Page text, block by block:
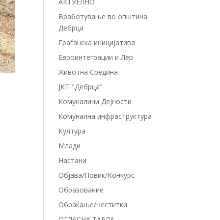
Вработување во општина
Дебрца
Граѓанска иницијатива
Евроинтеграции и Лер
Животна Средина
ЈКП "Дебрца"
Комуналини Дејности
Комунална инфраструктура
Култура
Млади
Настани
Објава/Повик/Конкурс
Образование
Обраќање/Честитки